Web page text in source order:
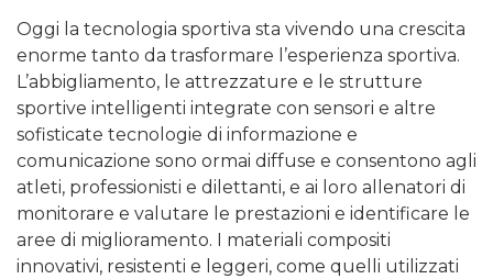
Oggi la tecnologia sportiva sta vivendo una crescita
enorme tanto da trasformare l’esperienza sportiva.
L’abbigliamento, le attrezzature e le strutture
sportive intelligenti integrate con sensori e altre
sofisticate tecnologie di informazione e
comunicazione sono ormai diffuse e consentono agli
atleti, professionisti e dilettanti, e ai loro allenatori di
monitorare e valutare le prestazioni e identificare le
aree di miglioramento. I materiali compositi
innovativi, resistenti e leggeri, come quelli utilizzati